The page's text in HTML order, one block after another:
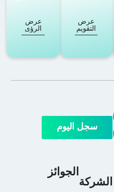
عرض
التقويم
عرض
الرؤى
سجل اليوم
الشركة
الجوائز